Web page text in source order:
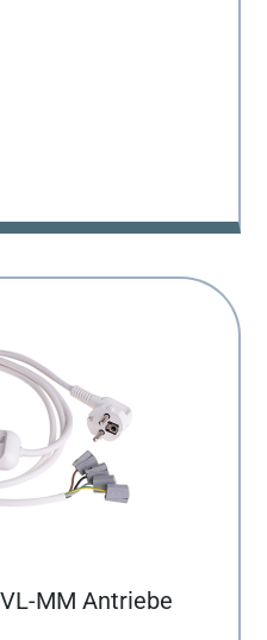
MM Antriebe